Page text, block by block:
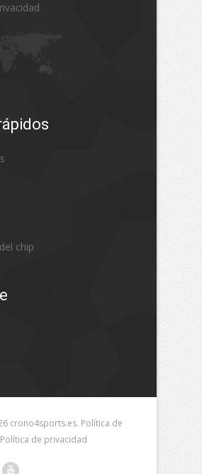
chip
crono4sports.es. Política de
Política de privacidad